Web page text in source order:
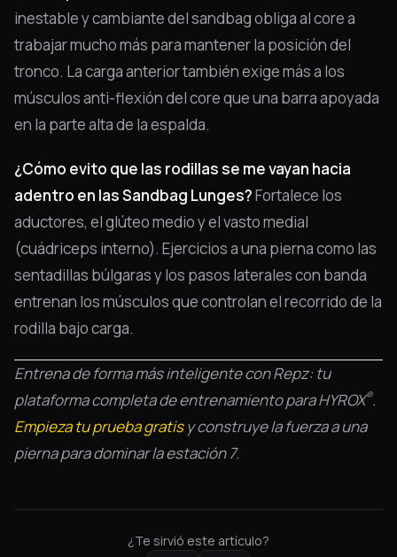
inestable y cambiante del sandbag obliga al core a
trabajar mucho más para mantener la posición del
tronco. La carga anterior también exige más a los
músculos anti-flexión del core que una barra apoyada
en la parte alta de la espalda.
¿Cómo evito que las rodillas se me vayan hacia
adentro en las Sandbag Lunges?Fortalece los
aductores, el glúteo medio y el vasto medial
(cuádriceps interno). Ejercicios a una pierna como las
sentadillas búlgaras y los pasos laterales con banda
entrenan los músculos que controlan el recorrido de la
rodilla bajo carga.
Entrena de forma más inteligente con Repz: tu
plataforma completa de entrenamiento para HYROX®.
Empieza tu prueba gratisy construye la fuerza a una
pierna para dominar la estación 7.
¿Te sirvió este artículo?